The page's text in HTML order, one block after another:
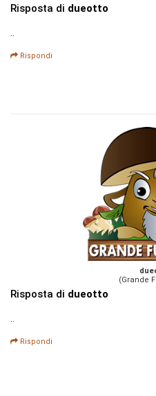
Risposta di dueotto
..
Rispondi
(Grande
Risposta di dueotto
..
Rispondi